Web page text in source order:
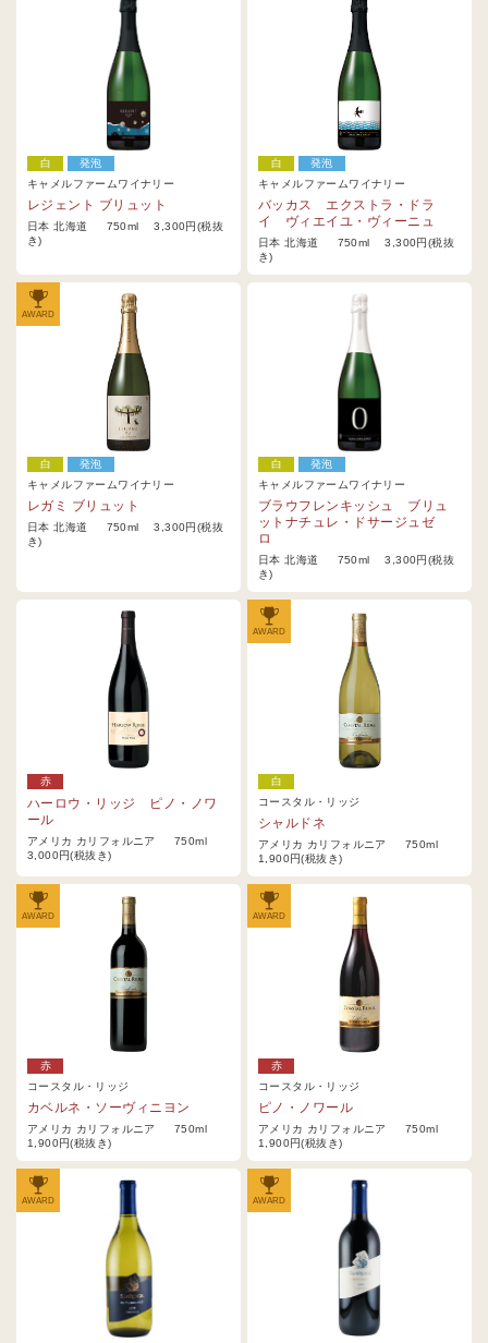
白
発泡
キャメルファームワイナリー
レジェント ブリュット
日本 北海道 750ml 3,300円(税抜
き)
白
発泡
キャメルファームワイナリー
バッカス エクストラ・ドラ
イ ヴィエイユ・ヴィーニュ
日本 北海道 750ml 3,300円(税抜
き)
AWARD
白
発泡
キャメルファームワイナリー
レガミ ブリュット
日本 北海道 750ml 3,300円(税抜
き)
白
発泡
キャメルファームワイナリー
ブラウフレンキッシュ ブリュ
ットナチュレ・ドサージュゼ
ロ
日本 北海道 750ml 3,300円(税抜
き)
赤
ハーロウ・リッジ ピノ・ノワ
ール
アメリカ カリフォルニア 750ml
3,000円(税抜き)
AWARD
白
コースタル・リッジ
シャルドネ
アメリカ カリフォルニア 750ml
1,900円(税抜き)
AWARD
赤
コースタル・リッジ
カベルネ・ソーヴィニヨン
アメリカ カリフォルニア 750ml
1,900円(税抜き)
AWARD
赤
コースタル・リッジ
ピノ・ノワール
アメリカ カリフォルニア 750ml
1,900円(税抜き)
AWARD AWARD